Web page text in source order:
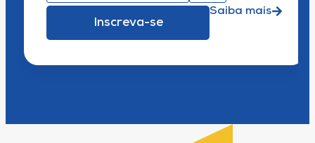
Inscreva-se
Saiba mais